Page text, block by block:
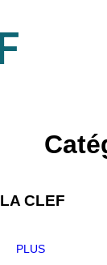
LA CLEF
PLUS